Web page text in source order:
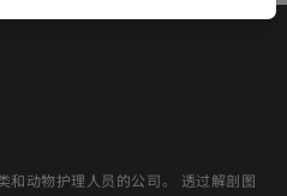
和动物护理人员的公司。 透过解剖图